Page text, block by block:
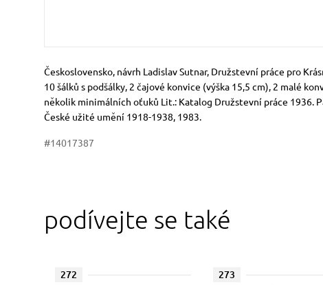
Rozměry
Stručný popis předmětu
Československo, návrh Ladislav Sutnar, Družstevní práce pro
10 šálků s podšálky, 2 čajové konvice (výška 15,5 cm), 2 malé
několik minimálních oťuků Lit.: Katalog Družstevní práce 1936.
České užité umění 1918-1938, 1983.
#14017387
podívejte se také
272 273